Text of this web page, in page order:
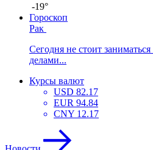
-19°
Гороскоп
Рак
Сегодня не стоит
делами...
Курсы валют
USD 82.17
EUR 94.84
CNY 12.17